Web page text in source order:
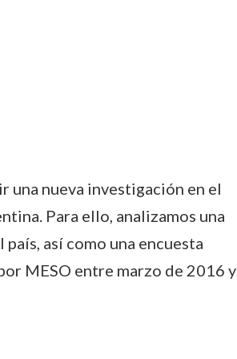
nueva investigación en el
Para ello, analizamos una
así como una encuesta
MESO entre marzo de 2016 y